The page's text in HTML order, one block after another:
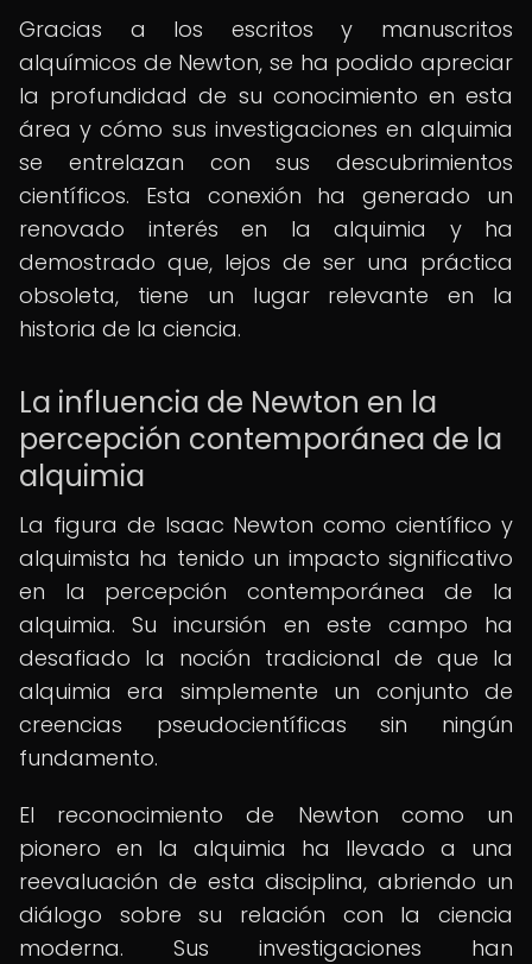
Gracias a los escritos y manuscritos
alquímicos de Newton, se ha podido apreciar
la profundidad de su conocimiento en esta
área y cómo sus investigaciones en alquimia
se entrelazan con sus descubrimientos
científicos. Esta conexión ha generado un
renovado interés en la alquimia y ha
demostrado que, lejos de ser una práctica
obsoleta, tiene un lugar relevante en la
historia de la ciencia.
La influencia de Newton en la
percepción contemporánea de la
alquimia
La figura de Isaac Newton como científico y
alquimista ha tenido un impacto significativo
en la percepción contemporánea de la
alquimia. Su incursión en este campo ha
desafiado la noción tradicional de que la
alquimia era simplemente un conjunto de
creencias pseudocientíficas sin ningún
fundamento.
El reconocimiento de Newton como un
pionero en la alquimia ha llevado a una
reevaluación de esta disciplina, abriendo un
diálogo sobre su relación con la ciencia
moderna. Sus investigaciones han